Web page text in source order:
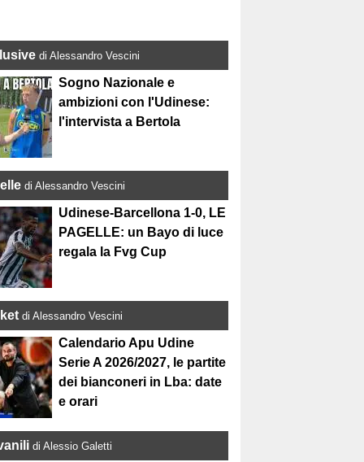
di Alessandro Vescini
Sogno Nazionale e
ambizioni con l'Udinese:
l'intervista a Bertola
di Alessandro Vescini
Udinese-Barcellona 1-0, LE
PAGELLE: un Bayo di luce
regala la Fvg Cup
di Alessandro Vescini
Calendario Apu Udine
Serie A 2026/2027, le partite
dei bianconeri in Lba: date
e orari
di Alessio Galetti